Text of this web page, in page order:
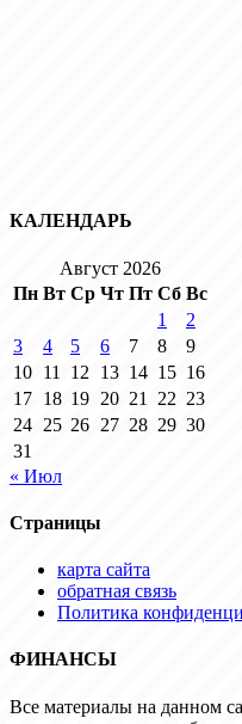
КАЛЕНДАРЬ
Август 2026
Пн Вт Ср Чт Пт Сб Вс
1
2
3
4 5 6 7 8
9
10 11 12 13 14 15 16
17 18 19 20 21 22 23
24 25 26 27 28 29 30
31
« Июл
Страницы
карта сайта
обратная связь
Политика
ФИНАНСЫ
Все материалы на данном